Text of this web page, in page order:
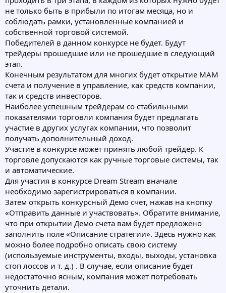
не только быть в прибыли по итогам месяца, но и
соблюдать рамки, установленные компанией и
собственной торговой системой.
Победителей в данном конкурсе не будет. Будут
трейдеры прошедшие или не прошедшие в следующий
этап.
Конечным результатом для многих будет открытие МАМ
счета и получение в управление, как средств компании,
так и средств инвесторов.
Наиболее успешным трейдерам со стабильными
показателями торговли компания будет предлагать
участие в других услугах компании, что позволит
получать дополнительный доход.
Участие в конкурсе может принять любой трейдер. К
торговле допускаются как ручные торговые системы, так
и автоматические.
Для участия в конкурсе Dream Stream вначале
необходимо зарегистрироваться в компании.
Затем открыть конкурсный Демо счет, нажав на кнопку
«Отправить данные и участвовать». Обратите внимание,
что при открытии Демо счета вам будет предложено
заполнить поле «Описание стратегии». Здесь нужно как
можно более подробно описать свою систему
(используемые инструменты, входы, выходы, установка
стоп лоссов и т. д.) . В случае, если описание будет
недостаточно ясным, компания может потребовать
уточнить детали.